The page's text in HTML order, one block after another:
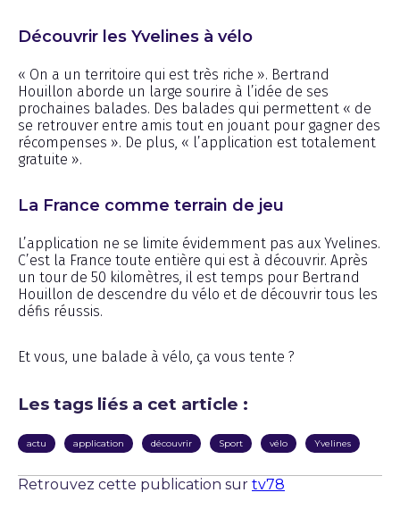
Découvrir les Yvelines à vélo
« On a un territoire qui est très riche ». Bertrand
Houillon aborde un large sourire à l’idée de ses
prochaines balades. Des balades qui permettent « de
se retrouver entre amis tout en jouant pour gagner des
récompenses ». De plus, « l’application est totalement
gratuite ».
La France comme terrain de jeu
L’application ne se limite évidemment pas aux Yvelines.
C’est la France toute entière qui est à découvrir. Après
un tour de 50 kilomètres, il est temps pour Bertrand
Houillon de descendre du vélo et de découvrir tous les
défis réussis.
Et vous, une balade à vélo, ça vous tente ?
Les tags liés a cet article :
actu application découvrir Sport vélo Yvelines
Retrouvez cette publication sur tv78